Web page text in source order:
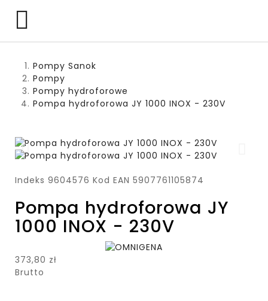

Pompy Sanok
Pompy
Pompy hydroforowe
Pompa hydroforowa JY 1000 INOX - 230V
Indeks 9604576 Kod EAN 5907761105874
Pompa hydroforowa JY
1000 INOX - 230V
373,80 zł
Brutto